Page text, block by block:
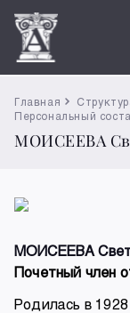
Главная
Персональный
МОИСЕЕВА
МОИСЕЕВА
Почетный член
Родилась в